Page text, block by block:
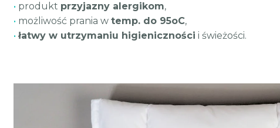
• produkt przyjazny alergikom,
• możliwość prania w temp. do 95oC,
• łatwy w utrzymaniu higieniczności i świeżości.